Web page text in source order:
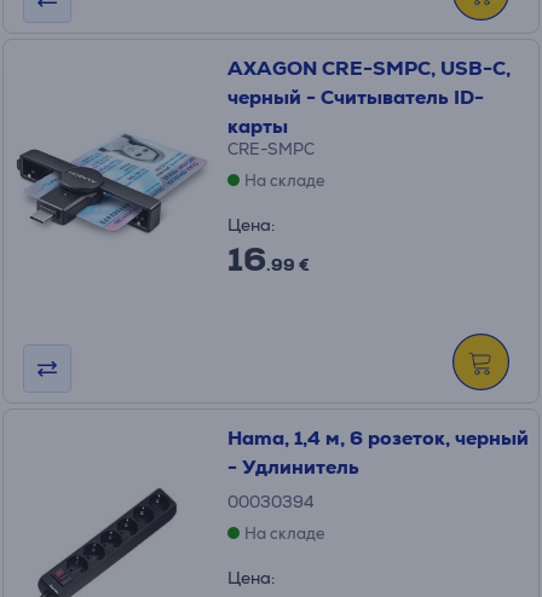
AXAGON CRE-SMPC, USB-C,
черный - Считыватель ID-
карты
CRE-SMPC
На складе
Цена:
16.99 €
Hama, 1,4 м, 6 розеток, черный
- Удлинитель
00030394
На складе
Цена: